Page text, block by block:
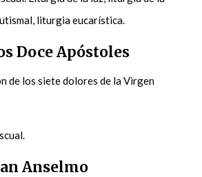
liturgia eucarística.
Doce Apóstoles
de los siete dolores de la Virgen
Anselmo